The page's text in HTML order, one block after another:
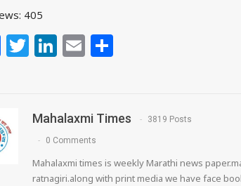
405
Facebook
Twitter
LinkedIn
Email
Mahalaxmi Times 3819 Posts
0 Comments
Mahalaxmi times is weekly Marathi news
ratnagiri.along with print media we have face